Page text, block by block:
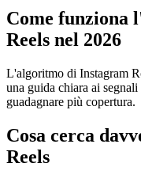
Come funziona
Reels nel 2026
L'algoritmo di Instagram
una guida chiara ai
guadagnare più copertura.
Cosa cerca
Reels